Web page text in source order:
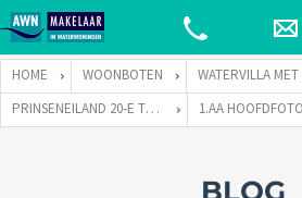
HOME WOONBOTEN
PRINSENEILAND 20-E TE 1013 LR AMSTERDAM